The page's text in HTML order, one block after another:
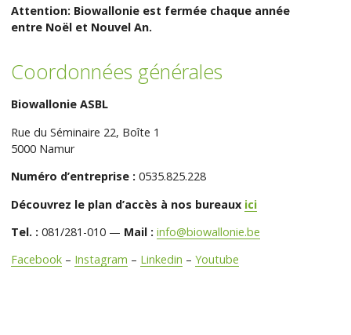
Attention: Biowallonie est fermée chaque année
entre Noël et Nouvel An.
Coordonnées générales
Biowallonie ASBL
Rue du Séminaire 22, Boîte 1
5000 Namur
Numéro d’entreprise : 0535.825.228
Découvrez le plan d’accès à nos bureaux ici
Tel. : 081/281-010 — Mail : info@biowallonie.be
Facebook – Instagram – Linkedin –Youtube